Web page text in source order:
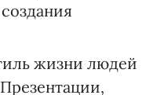
жизни людей